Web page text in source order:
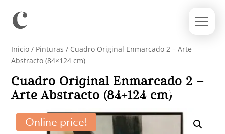
Inicio / Pinturas / Cuadro Original Enmarcado 2 – Arte
Abstracto (84×124 cm)
Cuadro Original Enmarcado 2 –
Arte Abstracto (84×124 cm)
Online price!